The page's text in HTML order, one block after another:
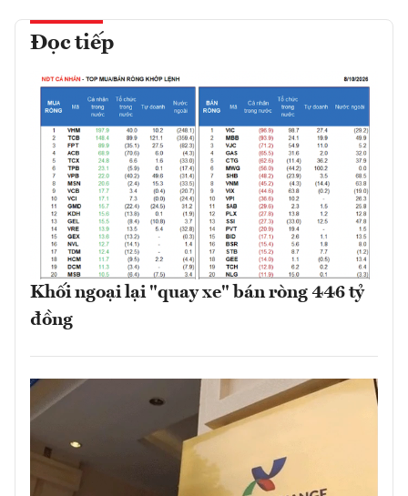
Đọc tiếp
Khối ngoại lại "quay xe" bán ròng 446 tỷ
đồng